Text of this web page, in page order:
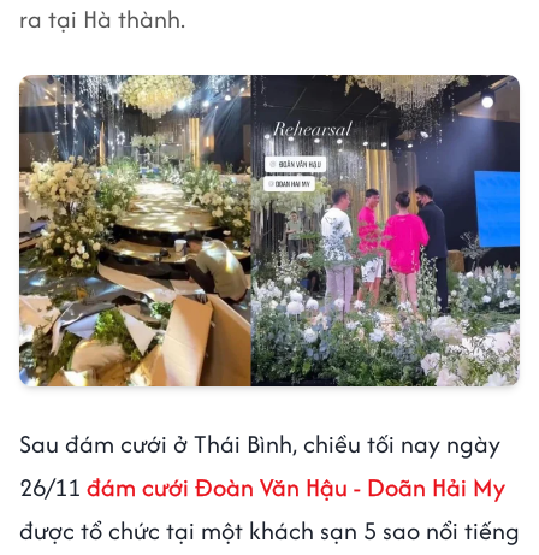
ra tại Hà thành.
Sau đám cưới ở Thái Bình, chiều tối nay ngày
26/11 đám cưới Đoàn Văn Hậu - Doãn Hải My
được tổ chức tại một khách sạn 5 sao nổi tiếng